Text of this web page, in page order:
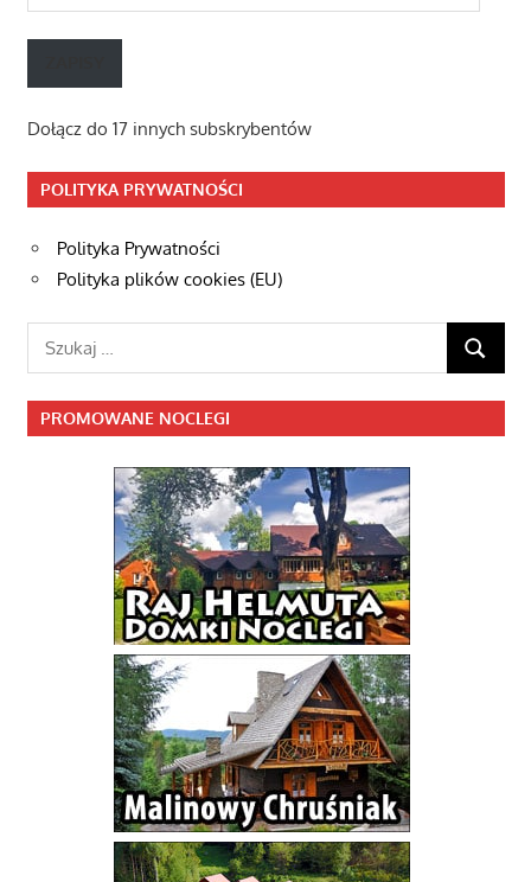
e-
mail
Dołącz do 17 innych subskrybentów
POLITYKA PRYWATNOŚCI
Polityka Prywatności
Polityka plików cookies (EU)
Szukaj:
SZUKAJ
PROMOWANE NOCLEGI